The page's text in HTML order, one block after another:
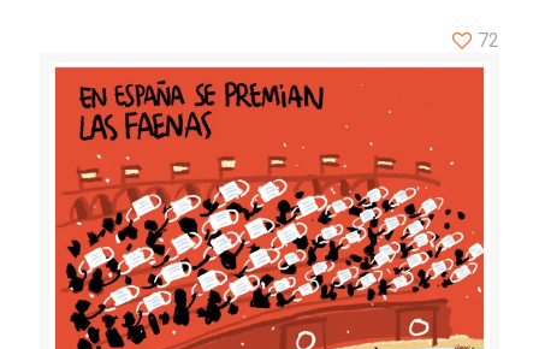
72